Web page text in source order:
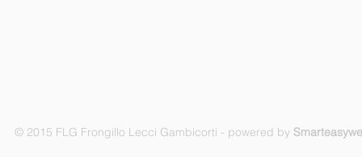
© 2015 FLG Frongillo Lecci Gambicorti - powered by